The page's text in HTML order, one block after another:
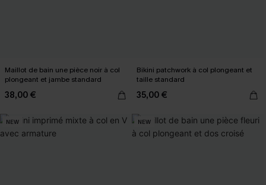
Maillot de bain une pièce noir à col
plongeant et jambe standard
38,00 €
Bikini patchwork à col plongeant et
taille standard
35,00 €
NEW NEW